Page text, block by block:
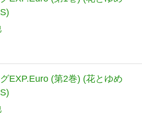
EXP.Euro (第2巻) (花とゆめ